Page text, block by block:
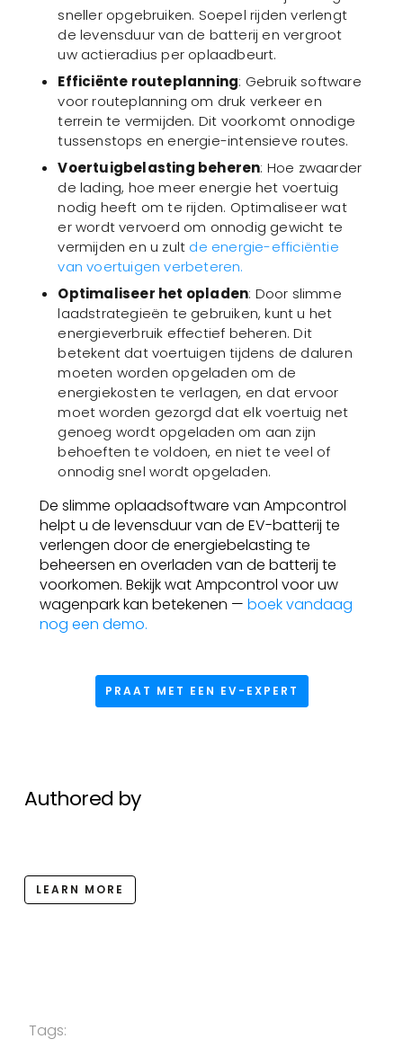
sneller opgebruiken. Soepel rijden verlengt
de levensduur van de batterij en vergroot
uw actieradius per oplaadbeurt.
Efficiënte routeplanning: Gebruik software
voor routeplanning om druk verkeer en
terrein te vermijden. Dit voorkomt onnodige
tussenstops en energie-intensieve routes.
Voertuigbelasting beheren: Hoe zwaarder
de lading, hoe meer energie het voertuig
nodig heeft om te rijden. Optimaliseer wat
er wordt vervoerd om onnodig gewicht te
vermijden en u zult de energie-efficiëntie
van voertuigen verbeteren.
Optimaliseer het opladen: Door slimme
laadstrategieën te gebruiken, kunt u het
energieverbruik effectief beheren. Dit
betekent dat voertuigen tijdens de daluren
moeten worden opgeladen om de
energiekosten te verlagen, en dat ervoor
moet worden gezorgd dat elk voertuig net
genoeg wordt opgeladen om aan zijn
behoeften te voldoen, en niet te veel of
onnodig snel wordt opgeladen.
De slimme oplaadsoftware van Ampcontrol
helpt u de levensduur van de EV-batterij te
verlengen door de energiebelasting te
beheersen en overladen van de batterij te
voorkomen. Bekijk wat Ampcontrol voor uw
wagenpark kan betekenen —boek vandaag
nog een demo.
PRAAT MET EEN EV-EXPERT
Authored by
LEARN MORE
Tags: